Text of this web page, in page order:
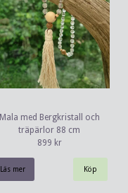
Mala med Bergkristall och
träpärlor 88 cm
899 kr
Läs mer